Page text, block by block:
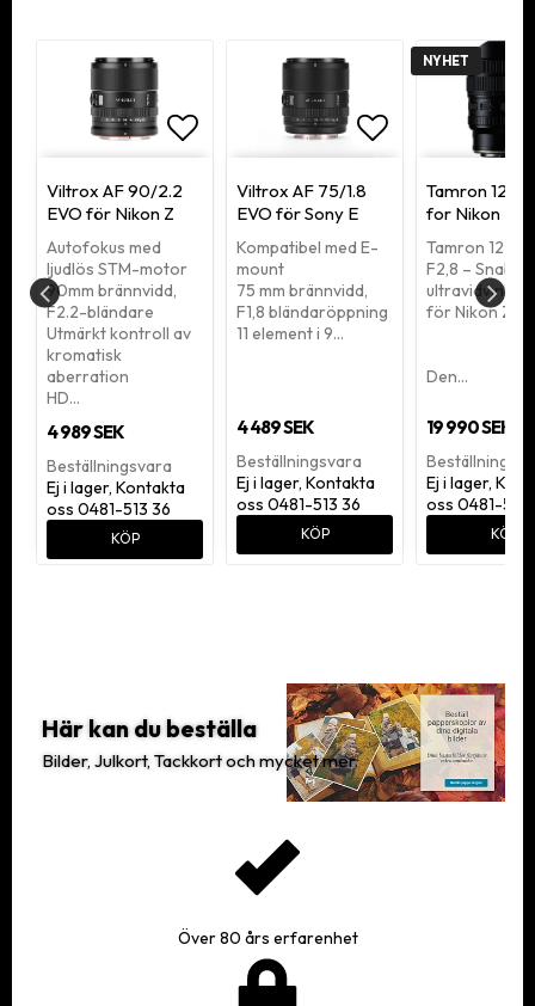
till i favoritlistanLägg till i favoritlistan
Viltrox AF 90/2.2
EVO för Nikon Z
Autofokus med
ljudlös STM-motor
90mm brännvidd,
F2.2-bländare
Utmärkt kontroll av
kromatisk
aberration
HD…
4 989 SEK
Beställningsvara
Ej i lager, Kontakta
oss 0481-513 36
KÖP
Lägg till i
Viltrox AF 75/1.8
EVO för Sony E
Kompatibel med E-
mount
75 mm brännvidd,
F1,8 bländaröppning
11 element i 9…
4 489 SEK
Beställningsvara
Ej i lager, Kontakta
oss 0481-513 36
KÖP
NYHET
Tamron 12-
for Nikon Z
Tamron
F2,8 – Snabb
för Nikon Z-
Den…
19 990 SEK
Ej i lager,
oss 0481-513
KÖP
Här kan du beställa
Bilder, Julkort, Tackkort och mycket mer.
Över 80 års erfarenhet